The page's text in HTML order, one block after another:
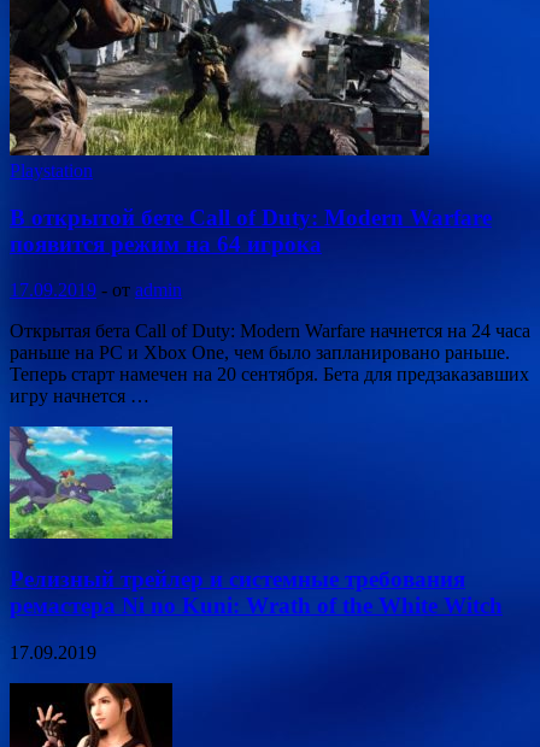
Playstation
В открытой бете Call of Duty: Modern Warfare
появится режим на 64 игрока
17.09.2019 - от admin
Открытая бета Call of Duty: Modern Warfare начнется на 24 часа
раньше на PC и Xbox One, чем было запланировано раньше.
Теперь старт намечен на 20 сентября. Бета для предзаказавших
игру начнется …
Релизный трейлер и системные требования
ремастера Ni no Kuni: Wrath of the White Witch
17.09.2019